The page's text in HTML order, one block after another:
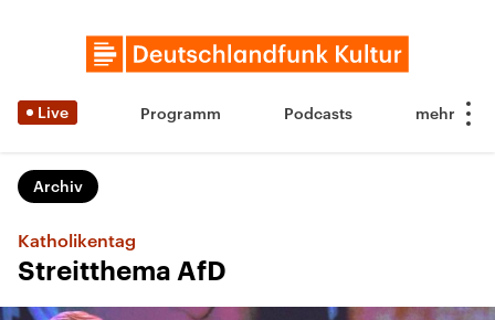
Live Programm Podcasts
Archiv
Katholikentag
Streitthema AfD